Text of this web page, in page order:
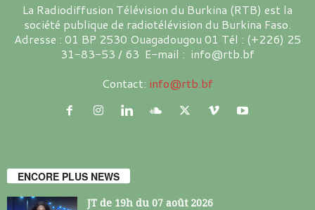
La Radiodiffusion Télévision du Burkina (RTB) est la
société publique de radiotélévision du Burkina Faso.
Adresse : 01 BP 2530 Ouagadougou 01 Tél : (+226) 25
31-83-53 / 63 E-mail : info@rtb.bf
Contact: info@rtb.bf
ENCORE PLUS NEWS
JT de 19h du 07 août 2026